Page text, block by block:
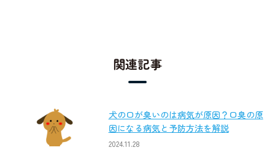
関連記事
犬の口が臭いのは病気が原因？口臭の原
因になる病気と予防方法を解説
2024.11.28